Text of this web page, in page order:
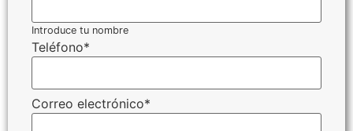
Introduce tu nombre
Teléfono*
Correo electrónico*